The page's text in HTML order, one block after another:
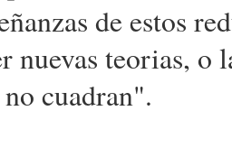
de estos
nuevas teorias, o
cuadran".